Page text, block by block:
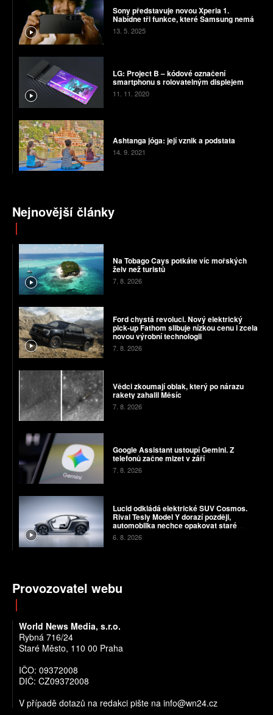
Sony představuje novou Xperia 1.
Nabídne tři funkce, které Samsung nemá
13. 5. 2025
LG: Project B – kódové označení
smartphonu s rolovatelným displejem
11. 11. 2020
Ashtanga jóga: její vznik a podstata
14. 9. 2021
Nejnovější články
Na Tobago Cays potkáte víc mořských
želv než turistů
7. 8. 2026
Ford chystá revoluci. Nový elektrický
pick-up Fathom slibuje nízkou cenu i zcela
novou výrobní technologii
7. 8. 2026
Vědci zkoumají oblak, který po nárazu
rakety zahalil Měsíc
7. 8. 2026
Google Assistant ustoupí Gemini. Z
telefonů začne mizet v září
7. 8. 2026
Lucid odkládá elektrické SUV Cosmos.
Rival Tesly Model Y dorazí později,
automobilka nechce opakovat staré
chyby
6. 8. 2026
Provozovatel webu
World News Media, s.r.o.
Rybná 716/24
Staré Město, 110 00 Praha
IČO: 09372008
DIČ: CZ09372008
V případě dotazů na redakci pište na info@wn24.cz